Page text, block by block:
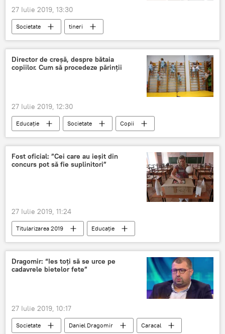
27 Iulie 2019, 13:30
Societate tineri
Director de creșă, despre bătaia
copiilor. Cum să procedeze părinții
27 Iulie 2019, 12:30
Educație Societate
Copii
Creșe
Fost oficial: ”Cei care au ieșit din
concurs pot să fie suplinitori”
27 Iulie 2019, 11:24
Titularizarea 2019
Educație
Societate
Titularizarea
profesor
Pedagogie
Dragomir: “Ies toți să se urce pe
cadavrele bietelor fete”
27 Iulie 2019, 10:17
Societate Daniel Dragomir
Caracal